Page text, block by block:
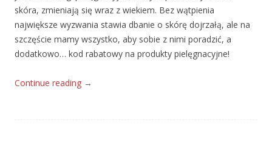
skóra, zmieniają się wraz z wiekiem. Bez wątpienia
największe wyzwania stawia dbanie o skórę dojrzałą, ale na
szczęście mamy wszystko, aby sobie z nimi poradzić, a
dodatkowo… kod rabatowy na produkty pielęgnacyjne!
Continue reading →